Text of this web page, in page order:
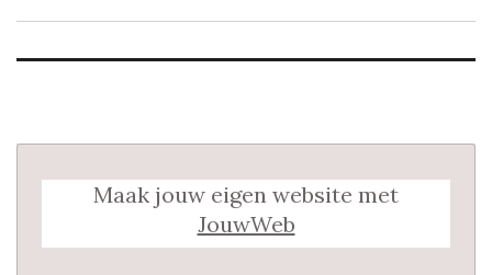
Maak jouw eigen website met
JouwWeb